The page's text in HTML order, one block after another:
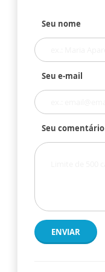
Seu nome
Seu e-mail
Seu comentário
ENVIAR